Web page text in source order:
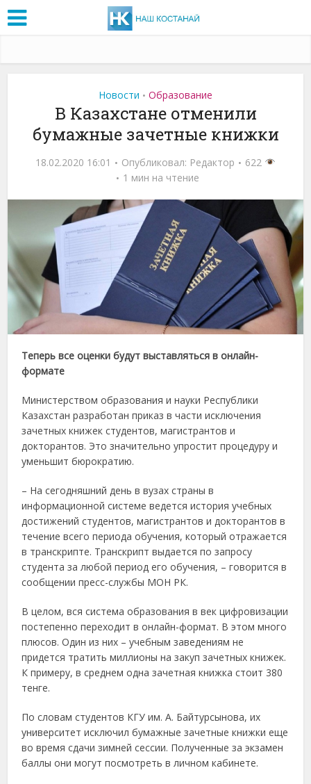
Новости • Образование
В Казахстане отменили
бумажные зачетные книжки
18.02.2020 16:01 Опубликовал: Редактор
622
1 мин на чтение
Теперь все оценки будут выставляться в онлайн-
формате
Министерством образования и науки Республики
Казахстан разработан приказ в части исключения
зачетных книжек студентов, магистрантов и
докторантов. Это значительно упростит процедуру и
уменьшит бюрократию.
– На сегодняшний день в вузах страны в
информационной системе ведется история учебных
достижений студентов, магистрантов и докторантов в
течение всего периода обучения, который отражается
в транскрипте. Транскрипт выдается по запросу
студента за любой период его обучения, – говорится в
сообщении пресс-службы МОН РК.
В целом, вся система образования в век цифровизации
постепенно переходит в онлайн-формат. В этом много
плюсов. Один из них – учебным заведениям не
придется тратить миллионы на закуп зачетных книжек.
К примеру, в среднем одна зачетная книжка стоит 380
тенге.
По словам студентов КГУ им. А. Байтурсынова, их
университет исключил бумажные зачетные книжки еще
во время сдачи зимней сессии. Полученные за экзамен
баллы они могут посмотреть в личном кабинете.